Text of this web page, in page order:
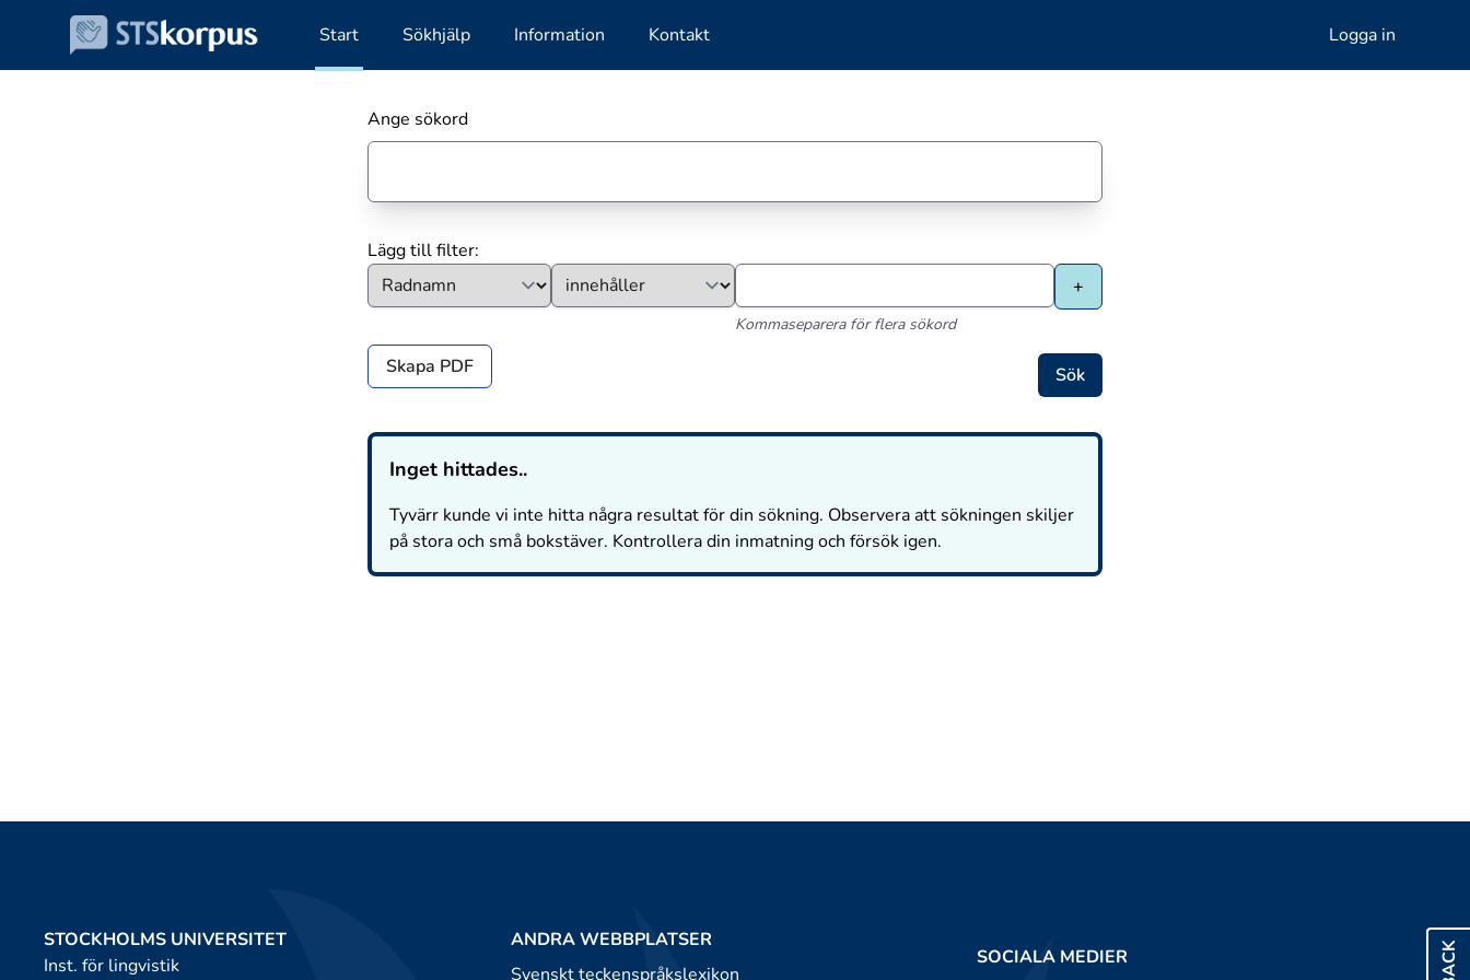
Start Sökhjälp Information Kontakt Logga in
Ange sökord
Lägg till filter:
Kommaseparera för flera sökord
Skapa PDF
Inget hittades..
Tyvärr kunde vi inte hitta några resultat för din sökning. Observera att sökningen skiljer
på stora och små bokstäver. Kontrollera din inmatning och försök igen.
STOCKHOLMS UNIVERSITET
Inst. för lingvistik
ANDRA WEBBPLATSER
Svenskt teckenspråkslexikon
SOCIALA MEDIER